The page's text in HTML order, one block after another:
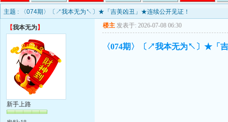
主题 : 〈074期〉〔↗我本无为↖〕★「吉美凶丑」★连续公开见证！
【我本无为】
新手上路
楼主 发表于: 2026-07-08 06:30
〈074期〉〔↗我本无为↖〕★「